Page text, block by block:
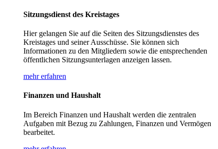
Sitzungsdienst des Kreistages
Hier gelangen Sie auf die Seiten des Sitzungsdienstes des
Kreistages und seiner Ausschüsse. Sie können sich
Informationen zu den Mitgliedern sowie die entsprechenden
öffentlichen Sitzungsunterlagen anzeigen lassen.
mehr erfahren
Finanzen und Haushalt
Im Bereich Finanzen und Haushalt werden die zentralen
Aufgaben mit Bezug zu Zahlungen, Finanzen und Vermögen
bearbeitet.